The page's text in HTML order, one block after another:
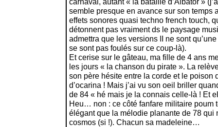
carnaval, autant « la bataille d’Albator »
semble presque en avance sur son temps
effets sonores quasi techno french touch,
détonnent pas vraiment ds le paysage
admettra que les versions II ne sont
se sont pas foulés sur ce coup-là).
Et cerise sur le gâteau, ma fille de 4 ans
les jours « la chanson du pirate ». La
son père hésite entre la corde et le poison
d’ocarina ! Mais j’ai vu son oeil briller
de 84 « hé mais je la connais celle-là ! Et
Heu… non : ce côté fanfare militaire poum
élégant que la mélodie planante de 78 qui
cosmos (si !). Chacun sa madeleine…